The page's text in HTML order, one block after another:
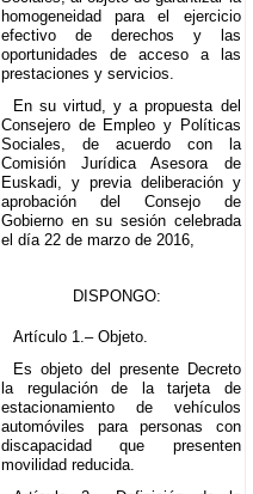
homogeneidad para el ejercicio
efectivo de derechos y las
oportunidades de acceso a las
prestaciones y servicios.
En su virtud, y a propuesta del
Consejero de Empleo y Políticas
Sociales, de acuerdo con la
Comisión Jurídica Asesora de
Euskadi, y previa deliberación y
aprobación del Consejo de
Gobierno en su sesión celebrada
el día 22 de marzo de 2016,
DISPONGO:
Artículo 1.– Objeto.
Es objeto del presente Decreto
la regulación de la tarjeta de
estacionamiento de vehículos
automóviles para personas con
discapacidad que presenten
movilidad reducida.